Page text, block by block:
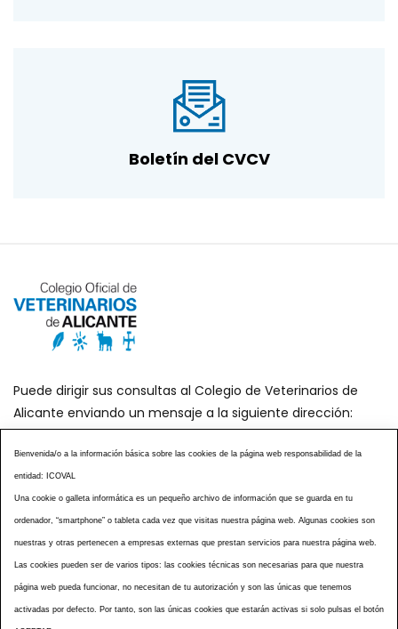
Boletín del CVCV
Puede dirigir sus consultas al Colegio de Veterinarios de
Alicante enviando un mensaje a la siguiente dirección:
secretaria@icoval.org
¿SABÍAS QUÉ?
CENTROS VETERINARIOS
TABLÓN ANUNCIOS
CURSOS Y EVENTOS
TÉRMINOS Y CONDICIONES
ESPECIAL COVID 19
Bienvenida/o a la información básica sobre las cookies de la página web responsabilidad de la
entidad: ICOVAL
Una cookie o galleta informática es un pequeño archivo de información que se guarda en tu
ordenador, “smartphone” o tableta cada vez que visitas nuestra página web. Algunas cookies son
nuestras y otras pertenecen a empresas externas que prestan servicios para nuestra página web.
Las cookies pueden ser de varios tipos: las cookies técnicas son necesarias para que nuestra
página web pueda funcionar, no necesitan de tu autorización y son las únicas que tenemos
activadas por defecto. Por tanto, son las únicas cookies que estarán activas si solo pulsas el botón